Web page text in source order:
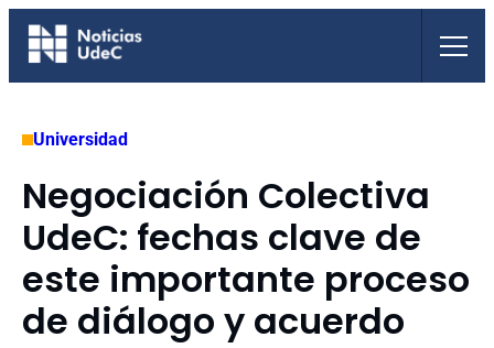
Saltar
Universidad
Negociación Colectiva
UdeC: fechas clave de
este importante proceso
de diálogo y acuerdo